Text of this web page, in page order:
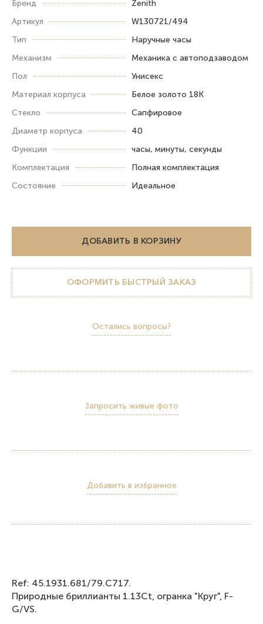
Бренд
Zenith
Артикул
W130721/494
Тип
Наручные часы
Механизм
Механика с автоподзаводом
Пол
Унисекс
Материал корпуса
Белое золото 18К
Стекло
Сапфировое
Диаметр корпуса
40
Функции
часы, минуты, секунды
Комплектация
Полная комплектация
Состояние
Идеальное
ДОБАВИТЬ В КОРЗИНУ
ОФОРМИТЬ БЫСТРЫЙ ЗАКАЗ
Остались вопросы?
Запросить живые фото
Добавить в избранное
Ref: 45.1931.681/79.C717.
Природные бриллианты 1.13Ct, огранка "Круг", F-
G/VS.